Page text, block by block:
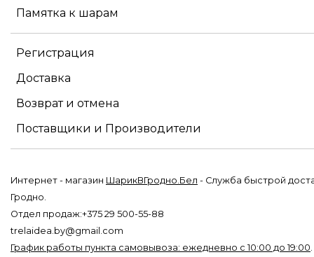
Памятка к шарам
Регистрация
Доставка
Возврат и отмена
Поставщики и Производители
Интернет - магазин ШарикВГродно.Бел - Служба быстрой
Гродно.
Отдел продаж:+375 29 500-55-88
trelaidea.by@gmail.com
График работы пункта самовывоза: ежедневно с 10:00 до 19:00